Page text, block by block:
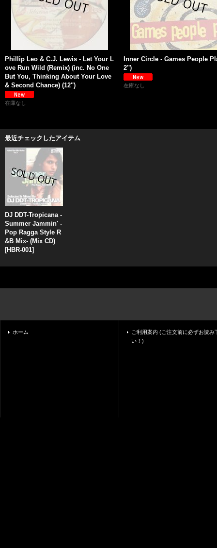
Phillip Leo & C.J. Lewis - Let Your L
ove Run Wild (Remix) (inc. No One
But You, Thinking About Your Love
& Second Chance) (12'')
在庫なし
Inner Circle - Games People
2'')
在庫なし
最近チェックしたアイテム
DJ DDT-Tropicana -
Summer Jammin' -
Pop Ragga Style R
&B Mix- (Mix CD)
[HBR-001]
ホーム
ご利用案内 (ご注文前に必ずお読み
い！)